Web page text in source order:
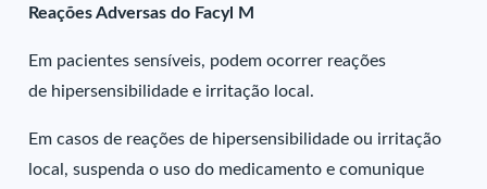
Reações Adversas do Facyl M
Em pacientes sensíveis, podem ocorrer reações
de hipersensibilidade e irritação local.
Em casos de reações de hipersensibilidade ou irritação
local, suspenda o uso do medicamento e comunique